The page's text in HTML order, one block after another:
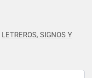
LETREROS, SIGNOS Y